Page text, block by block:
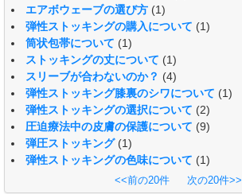
エアボウェーブの選び方 (1)
弾性ストッキングの購入について (1)
筒状包帯について (1)
ストッキングの丈について (1)
スリーブが合わないのか？ (4)
弾性ストッキング膝裏のシワについて (1)
弾性ストッキングの選択について (2)
圧迫療法中の皮膚の保護について (9)
弾圧ストッキング (1)
弾性ストッキングの色味について (1)
<<前の20件
次の20件>>